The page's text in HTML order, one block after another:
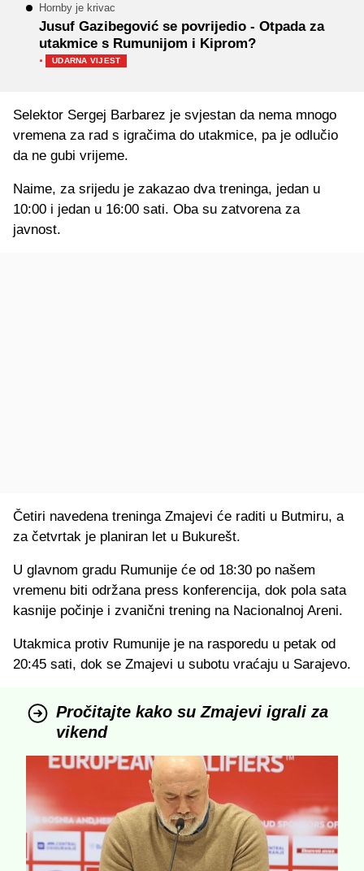
Hornby je krivac
Jusuf Gazibegović se povrijedio - Otpada za
utakmice s Rumunijom i Kiprom?
· UDARNA VIJEST
Selektor Sergej Barbarez je svjestan da nema mnogo
vremena za rad s igračima do utakmice, pa je odlučio
da ne gubi vrijeme.
Naime, za srijedu je zakazao dva treninga, jedan u
10:00 i jedan u 16:00 sati. Oba su zatvorena za
javnost.
Četiri navedena treninga Zmajevi će raditi u Butmiru, a
za četvrtak je planiran let u Bukurešt.
U glavnom gradu Rumunije će od 18:30 po našem
vremenu biti održana press konferencija, dok pola sata
kasnije počinje i zvanični trening na Nacionalnoj Areni.
Utakmica protiv Rumunije je na rasporedu u petak od
20:45 sati, dok se Zmajevi u subotu vraćaju u Sarajevo.
Pročitajte kako su Zmajevi igrali za
vikend